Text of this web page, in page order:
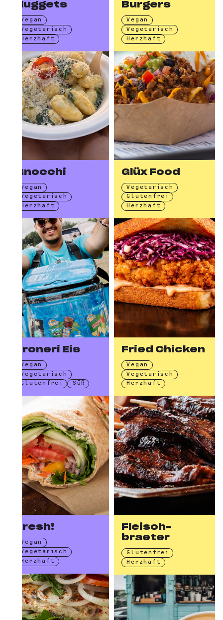
Nuggets
Vegan
Vegetarisch
Herzhaft
Burgers
Vegan
Vegetarisch
Herzhaft
Gnocchi
Vegan
Vegetarisch
Herzhaft
Glüx Food
Vegetarisch
Glutenfrei
Herzhaft
Froneri Eis
Vegan
Vegetarisch
Glutenfrei
Süß
Fried Chicken
Vegan
Vegetarisch
Herzhaft
Fresh!
Vegan
Vegetarisch
Herzhaft
Fleisch­
braeter
Glutenfrei
Herzhaft